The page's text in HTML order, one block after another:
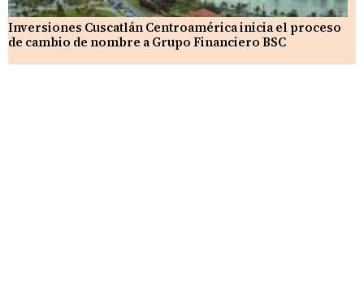
Inversiones Cuscatlán Centroamérica inicia el proceso
de cambio de nombre a Grupo Financiero BSC